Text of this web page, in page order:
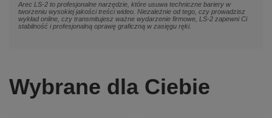
Arec LS-2 to profesjonalne narzędzie, które usuwa techniczne bariery w
tworzeniu wysokiej jakości treści wideo. Niezależnie od tego, czy prowadzisz
wykład online, czy transmitujesz ważne wydarzenie firmowe, LS-2 zapewni Ci
stabilność i profesjonalną oprawę graficzną w zasięgu ręki.
Wybrane dla Ciebie